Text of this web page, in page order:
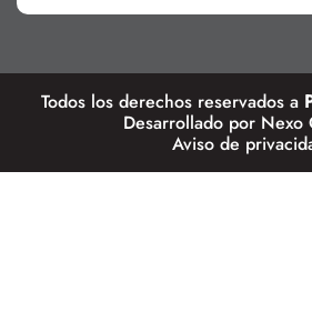
Todos los derechos reservados a
Desarrollado por Nexo
Aviso de